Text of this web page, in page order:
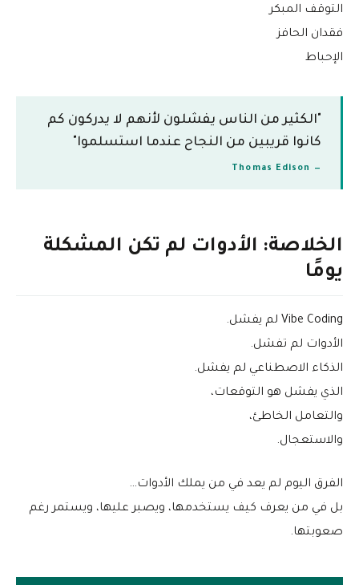
التوقف المبكر
فقدان الحافز
الإحباط
"الكثير من الناس يفشلون لأنهم لا يدركون كم
كانوا قريبين من النجاح عندما استسلموا"
— Thomas Edison
الخلاصة: الأدوات لم تكن المشكلة
يومًا
Vibe Coding لم يفشل.
الأدوات لم تفشل.
الذكاء الاصطناعي لم يفشل.
الذي يفشل هو التوقعات،
والتعامل الخاطئ،
والاستعجال.
الفرق اليوم لم يعد في من يملك الأدوات…
بل في من يعرف كيف يستخدمها، ويصبر عليها، ويستمر رغم
صعوبتها.